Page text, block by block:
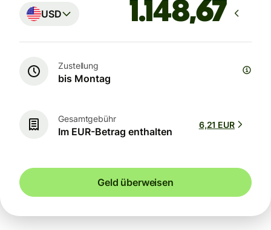
USD
Zustellung
bis Montag
Gesamtgebühr
Im EUR-Betrag enthalten
6,21 EUR
Geld überweisen